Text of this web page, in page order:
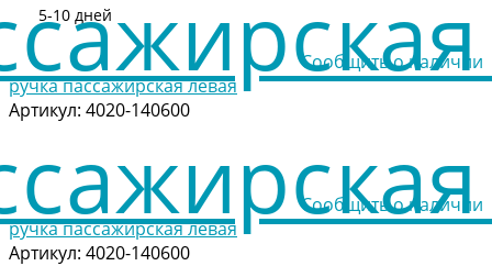
5-10 дней
Сообщить о наличии
ручка пассажирская левая
Артикул: 4020-140600
Сообщить о наличии
ручка пассажирская левая
Артикул: 4020-140600